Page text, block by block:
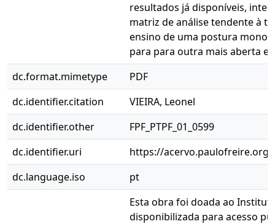
resultados já disponíveis,
matriz de análise tendente à
ensino de uma postura
para para outra mais aberta e
dc.format.mimetype
PDF
dc.identifier.citation
VIEIRA, Leonel
dc.identifier.other
FPF_PTPF_01_0599
dc.identifier.uri
https://acervo.paulofreire.org/
dc.language.iso
pt
Esta obra foi doada ao
disponibilizada para acesso